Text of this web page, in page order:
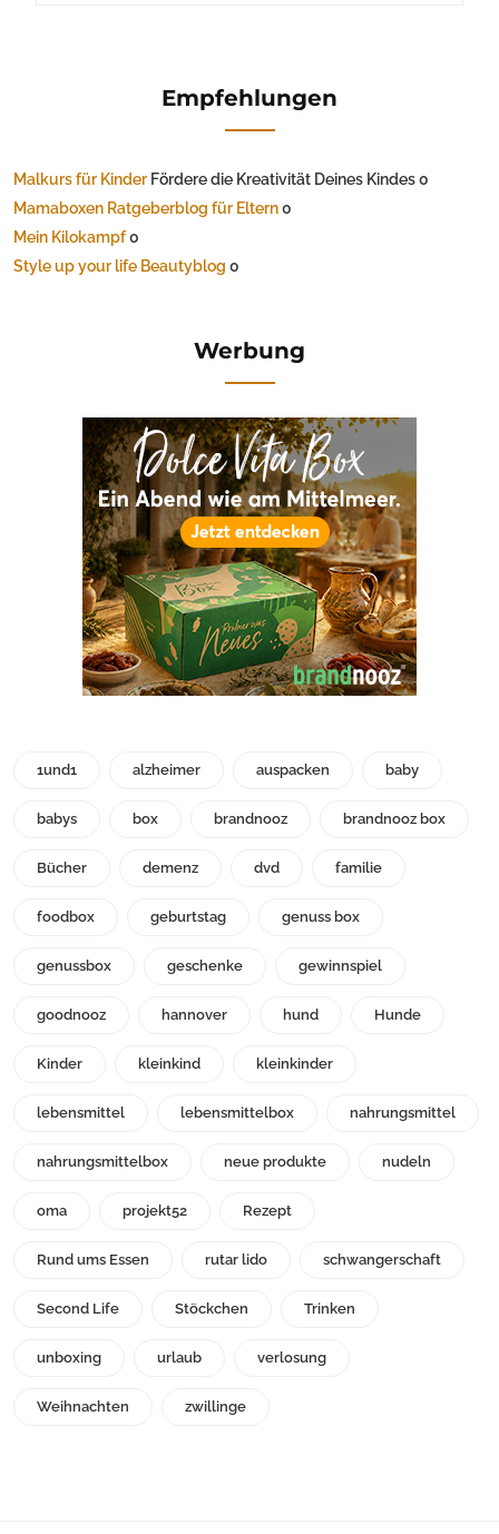
Empfehlungen
Malkurs für Kinder Fördere die Kreativität Deines Kindes 0
Mamaboxen Ratgeberblog für Eltern0
Mein Kilokampf0
Style up your life Beautyblog 0
Werbung
1und1 alzheimer auspacken baby
babys box brandnooz brandnooz box
Bücher demenz dvd familie
foodbox geburtstag genuss box
genussbox geschenke gewinnspiel
goodnooz hannover hund Hunde
Kinder kleinkind kleinkinder
lebensmittel lebensmittelbox nahrungsmittel
nahrungsmittelbox neue produkte nudeln
oma projekt52 Rezept
Rund ums Essen rutar lido schwangerschaft
Second Life Stöckchen Trinken
unboxing urlaub verlosung
Weihnachten zwillinge